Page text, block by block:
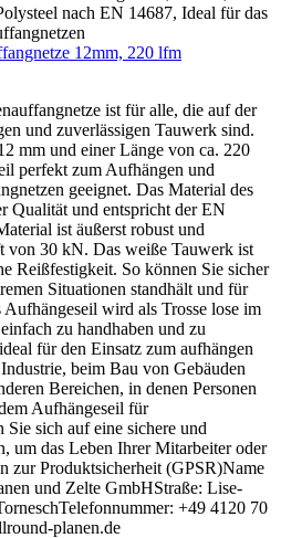
12mm, 220 lfm
ist für alle, die auf der
und zuverlässigen Tauwerk sind.
mm und einer Länge von ca. 220
perfekt zum Aufhängen und
geeignet. Das Material des
Qualität und entspricht der EN
ist äußerst robust und
von 30 kN. Das weiße Tauwerk ist
Reißfestigkeit. So können Sie sicher
Situationen standhält und für
wird als Trosse lose im
zu handhaben und zu
für den Einsatz zum aufhängen
beim Bau von Gebäuden
Bereichen, in denen Personen
Aufhängeseil für
Sie sich auf eine sichere und
um das Leben Ihrer Mitarbeiter oder
zur Produktsicherheit (GPSR)Name
und Zelte GmbHStraße: Lise-
+49 4120 70
planen.de